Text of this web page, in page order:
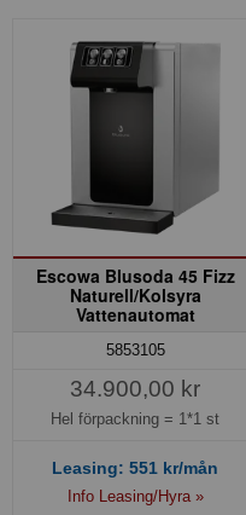
Escowa Blusoda 45 Fizz
Naturell/Kolsyra
Vattenautomat
5853105
34.900,00 kr
Hel förpackning = 1*1 st
Leasing: 551 kr/mån
Info Leasing/Hyra »